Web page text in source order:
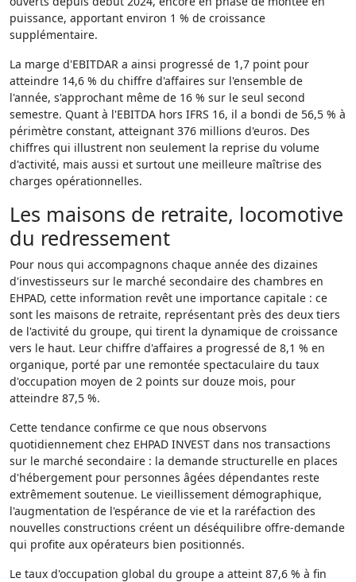
puissance, apportant environ 1 % de croissance
supplémentaire.
La marge d'EBITDAR a ainsi progressé de 1,7 point pour
atteindre 14,6 % du chiffre d'affaires sur l'ensemble de
l'année, s'approchant même de 16 % sur le seul second
semestre. Quant à l'EBITDA hors IFRS 16, il a bondi de 56,5 % à
périmètre constant, atteignant 376 millions d'euros. Des
chiffres qui illustrent non seulement la reprise du volume
d'activité, mais aussi et surtout une meilleure maîtrise des
charges opérationnelles.
Les maisons de retraite, locomotive
du redressement
Pour nous qui accompagnons chaque année des dizaines
d'investisseurs sur le marché secondaire des chambres en
EHPAD, cette information revêt une importance capitale : ce
sont les maisons de retraite, représentant près des deux tiers
de l'activité du groupe, qui tirent la dynamique de croissance
vers le haut. Leur chiffre d'affaires a progressé de 8,1 % en
organique, porté par une remontée spectaculaire du taux
d'occupation moyen de 2 points sur douze mois, pour
atteindre 87,5 %.
Cette tendance confirme ce que nous observons
quotidiennement chez EHPAD INVEST dans nos transactions
sur le marché secondaire : la demande structurelle en places
d'hébergement pour personnes âgées dépendantes reste
extrêmement soutenue. Le vieillissement démographique,
l'augmentation de l'espérance de vie et la raréfaction des
nouvelles constructions créent un déséquilibre offre-demande
qui profite aux opérateurs bien positionnés.
Le taux d'occupation global du groupe a atteint 87,6 % à fin